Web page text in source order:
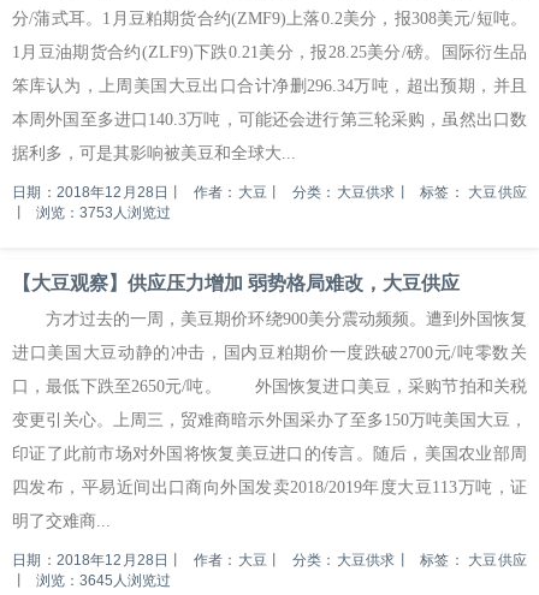
分/蒲式耳。1月豆粕期货合约(ZMF9)上落0.2美分，报308美元/短吨。
1月豆油期货合约(ZLF9)下跌0.21美分，报28.25美分/磅。国际衍生品
笨库认为，上周美国大豆出口合计净删296.34万吨，超出预期，并且
本周外国至多进口140.3万吨，可能还会进行第三轮采购，虽然出口数
据利多，可是其影响被美豆和全球大...
日期：2018年12月28日 作者：大豆 分类：大豆供求 标签： 大豆供应
浏览：3753人浏览过
【大豆观察】供应压力增加 弱势格局难改，大豆供应
方才过去的一周，美豆期价环绕900美分震动频频。遭到外国恢复
进口美国大豆动静的冲击，国内豆粕期价一度跌破2700元/吨零数关
口，最低下跌至2650元/吨。 外国恢复进口美豆，采购节拍和关税
变更引关心。上周三，贸难商暗示外国采办了至多150万吨美国大豆，
印证了此前市场对外国将恢复美豆进口的传言。随后，美国农业部周
四发布，平易近间出口商向外国发卖2018/2019年度大豆113万吨，证
明了交难商...
日期：2018年12月28日 作者：大豆 分类：大豆供求 标签： 大豆供应
浏览：3645人浏览过